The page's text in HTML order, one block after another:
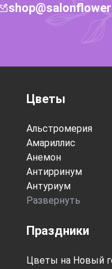
Цветы
Альстромерия
Амариллис
Анемон
Антирринум
Антуриум
Развернуть
Праздники
Цветы на Новый